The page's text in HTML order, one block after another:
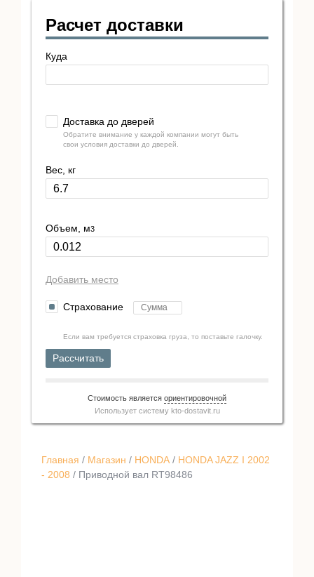
Главная / Магазин / HONDA / HONDA JAZZ I 2002
- 2008 / Приводной вал RT98486
Расчет доставки
Куда
Доставка до дверей
Обратите внимание у каждой компании могут быть
свои условия доставки до дверей.
Вес, кг
Объем, м3
Добавить место
Страхование
Если вам требуется страховка груза, то поставьте галочку.
Рассчитать
Стоимость является ориентировочной
Использует систему kto-dostavit.ru